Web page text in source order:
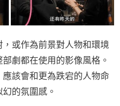
或作為前景對人物和環境
劇都在使用的影像風格。
該會和更為跌宕的人物命
的氛圍感。